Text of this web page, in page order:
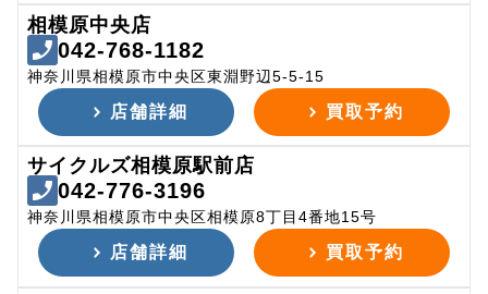
相模原中央店
042-768-1182
神奈川県相模原市中央区東淵野辺5-5-15
店舗詳細 買取予約
サイクルズ相模原駅前店
042-776-3196
神奈川県相模原市中央区相模原8丁目4番地15号
店舗詳細 買取予約